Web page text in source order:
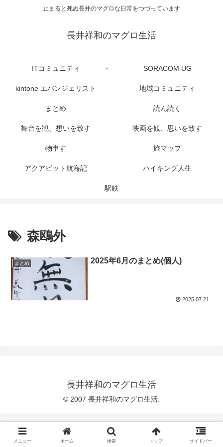
止まると死ぬ長井のマグロな日常をつづっています
長井祥和のマグロ生活
ITコミュニティ SORACOM UG
kintone エバンジェリスト 地域コミュニティ
まとめ 読ん読く
舞台を観、想いを致す 映画を観、思いを致す
物申す 旅マップ
アクアビット航海記 ハイキング人生
駅鉄
森鴎外
まとめ 2025年6月のまとめ(個人)
2025.07.21
長井祥和のマグロ生活
© 2007 長井祥和のマグロ生活.
メニュー ホーム 検索 トップ サイドバー